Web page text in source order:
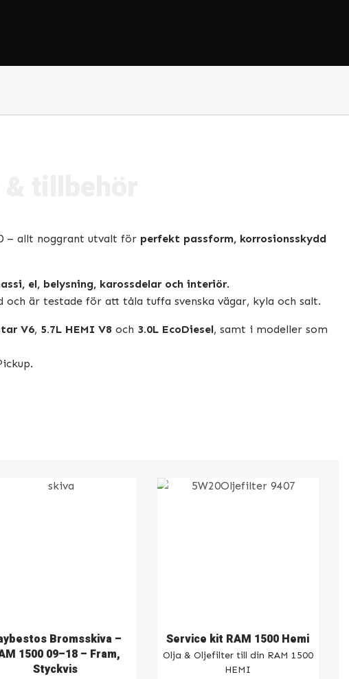
– allt noggrant utvalt för perfekt passform, korrosionsskydd
el, belysning, karossdelar och interiör.
och är testade för att tåla tuffa svenska vägar, kyla och salt.
V6, 5.7L HEMI V8 och 3.0L EcoDiesel, samt i modeller som
Bromsskiva –
1500 09–18 – Fram,
Styckvis
Service kit RAM 1500 Hemi
Olja & Oljefilter till din RAM 1500
HEMI